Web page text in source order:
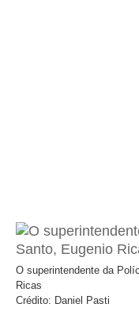
O superintendente da
Ricas
Crédito: Daniel Pasti